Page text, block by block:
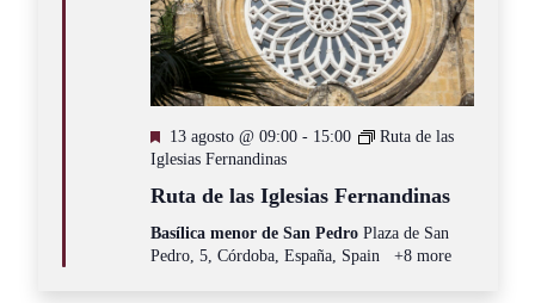
Destacado
13 agosto @ 09:00- 15:00
Ruta de las
Iglesias Fernandinas
Ruta de las Iglesias Fernandinas
Basílica menor de San Pedro Plaza de San
Pedro, 5, Córdoba, España, Spain
+8 more